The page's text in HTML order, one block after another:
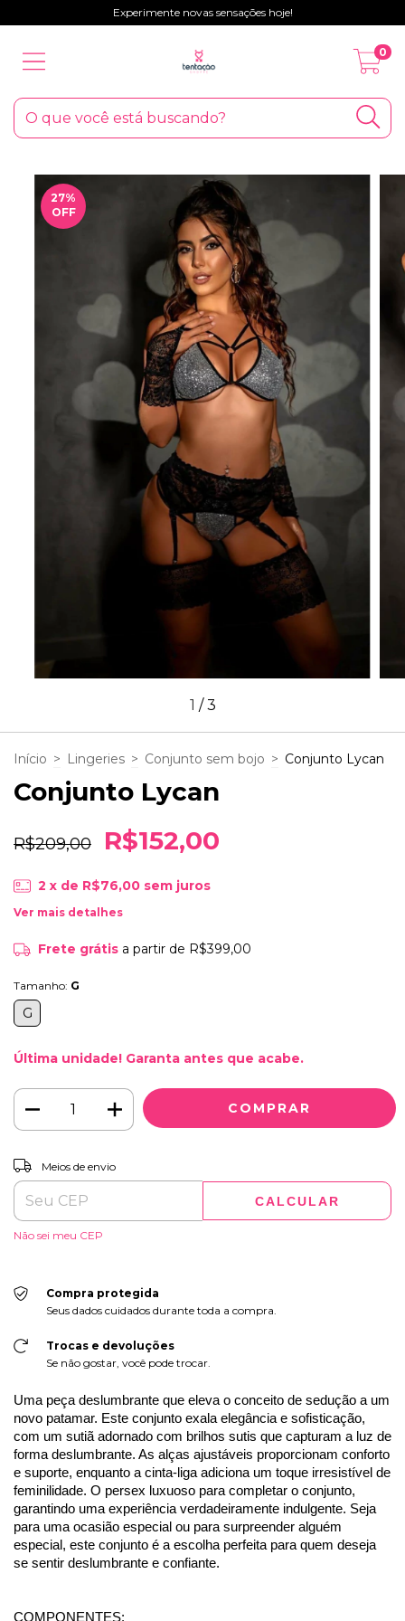
Experimente novas sensações hoje!
0
27%
OFF
1 /3
Início > Lingeries > Conjunto sem bojo > Conjunto Lycan
Conjunto Lycan
R$209,00 R$152,00
2 x de R$76,00 sem juros
Ver mais detalhes
Frete grátis a partir de R$399,00
Tamanho: G
G
Última unidade! Garanta antes que acabe.
Entregas para o CEP:
Meios de envio
CALCULAR
Não sei meu CEP
Compra protegida
Seus dados cuidados durante toda a compra.
Trocas e devoluções
Se não gostar, você pode trocar.
Uma peça deslumbrante que eleva o conceito de sedução a um
novo patamar. Este conjunto exala elegância e sofisticação,
com um sutiã adornado com brilhos sutis que capturam a luz de
forma deslumbrante. As alças ajustáveis proporcionam conforto
e suporte, enquanto a cinta-liga adiciona um toque irresistível de
feminilidade. O persex luxuoso para completar o conjunto,
garantindo uma experiência verdadeiramente indulgente. Seja
para uma ocasião especial ou para surpreender alguém
especial, este conjunto é a escolha perfeita para quem deseja
se sentir deslumbrante e confiante.
COMPONENTES: